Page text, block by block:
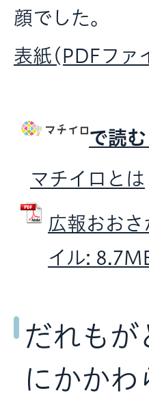
顔でした。
表紙(PDFファ
で読む
マチイロとは
広報おお
イル:
だれもが
にかかわ